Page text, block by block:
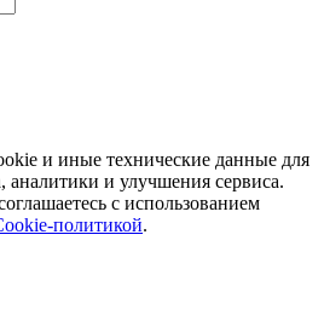
и иные технические данные для
аналитики и улучшения сервиса.
с использованием
политикой.